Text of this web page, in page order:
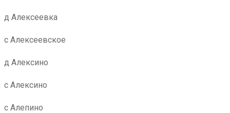
д Алексеевка
с Алексеевское
д Алексино
с Алексино
с Алепино